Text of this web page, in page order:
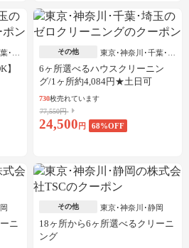
･埼
】
その他
東京･神奈川･千葉･埼
玉
6ヶ所選べるハウスクリーニン
グ/1ヶ所約4,084円★土日可
730枚売れています
77,550円
24,500 円 68%OFF
ニ
その他 東京･神奈川･静岡
18ヶ所から6ヶ所選べるクリーニ
ング